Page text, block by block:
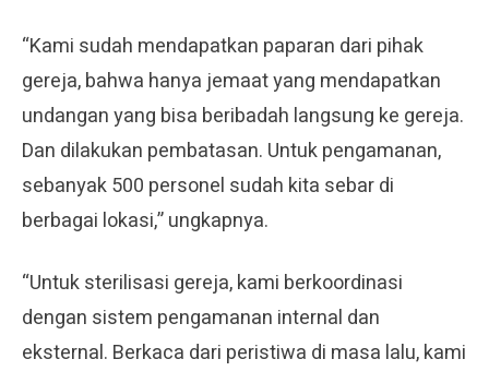
“Kami sudah mendapatkan paparan dari pihak
gereja, bahwa hanya jemaat yang mendapatkan
undangan yang bisa beribadah langsung ke gereja.
Dan dilakukan pembatasan. Untuk pengamanan,
sebanyak 500 personel sudah kita sebar di
berbagai lokasi,” ungkapnya.
“Untuk sterilisasi gereja, kami berkoordinasi
dengan sistem pengamanan internal dan
eksternal. Berkaca dari peristiwa di masa lalu, kami